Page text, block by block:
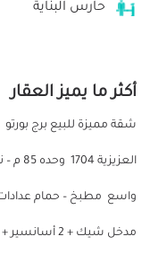
حارس البناية
أكثر ما يميز العقار